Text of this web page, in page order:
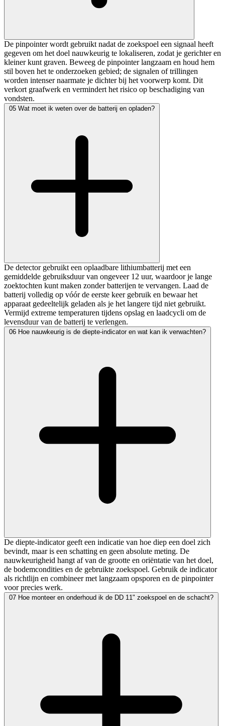
De pinpointer wordt gebruikt nadat de zoekspoel een signaal heeft
gegeven om het doel nauwkeurig te lokaliseren, zodat je gerichter en
kleiner kunt graven. Beweeg de pinpointer langzaam en houd hem
stil boven het te onderzoeken gebied; de signalen of trillingen
worden intenser naarmate je dichter bij het voorwerp komt. Dit
verkort graafwerk en vermindert het risico op beschadiging van
vondsten.
05 Wat moet ik weten over de batterij en opladen?
De detector gebruikt een oplaadbare lithiumbatterij met een
gemiddelde gebruiksduur van ongeveer 12 uur, waardoor je lange
zoektochten kunt maken zonder batterijen te vervangen. Laad de
batterij volledig op vóór de eerste keer gebruik en bewaar het
apparaat gedeeltelijk geladen als je het langere tijd niet gebruikt.
Vermijd extreme temperaturen tijdens opslag en laadcycli om de
levensduur van de batterij te verlengen.
06 Hoe nauwkeurig is de diepte-indicator en wat kan ik verwachten?
De diepte-indicator geeft een indicatie van hoe diep een doel zich
bevindt, maar is een schatting en geen absolute meting. De
nauwkeurigheid hangt af van de grootte en oriëntatie van het doel,
de bodemcondities en de gebruikte zoekspoel. Gebruik de indicator
als richtlijn en combineer met langzaam opsporen en de pinpointer
voor precies werk.
07 Hoe monteer en onderhoud ik de DD 11" zoekspoel en de schacht?